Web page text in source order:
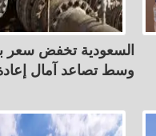
السعودية تخفض سعر
وسط تصاعد آمال